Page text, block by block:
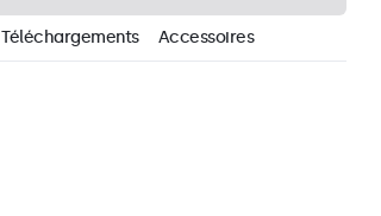
Téléchargements Accessoires